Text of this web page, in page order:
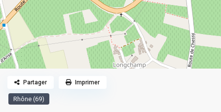
Rhône (69)
Partager Imprimer